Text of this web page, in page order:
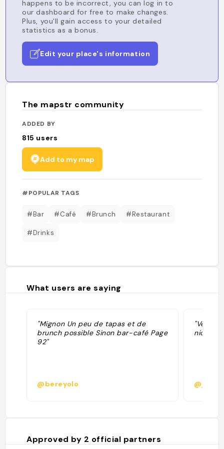
happens to be incorrect, you can log in to
our dashboard for free to make changes.
Plus, you'll gain access to your detailed
statistics as a bonus.
Edit your place's information
The mapstr community
ADDED BY
815 users
Add to my map
#POPULAR TAGS
#Bar #Café #Brunch #Restaurant
#Drinks
What users are saying
"Mignon Un peu de tapas et de
brunch possible Sinon bar-café Page
92"
@bereyolo
"Very
nice
Approved by 2 official partners